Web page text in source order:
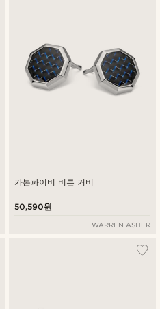
카본파이버 버튼 커버
50,590원
WARREN ASHER